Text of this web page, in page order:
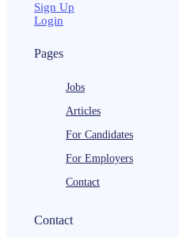
Sign Up
Login
Pages
Jobs
Articles
For Candidates
For Employers
Contact
Contact